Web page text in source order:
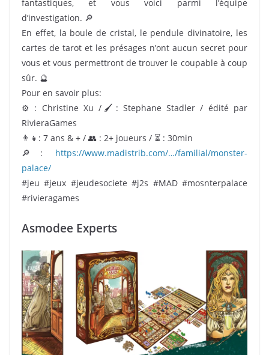
fantastiques, et vous voici parmi l’équipe
d’investigation. 🔎
En effet, la boule de cristal, le pendule divinatoire, les
cartes de tarot et les présages n’ont aucun secret pour
vous et vous permettront de trouver le coupable à coup
sûr. 🔮
Pour en savoir plus:
⚙ : Christine Xu /🖌: Stephane Stadler / édité par
RivieraGames
👨‍👧: 7 ans & + / 👥 : 2+ joueurs / ⏳ : 30min
🔎: https://www.madistrib.com/…/familial/monster-
palace/
#jeu #jeux #jeudesociete #j2s #MAD #mosnterpalace
#rivieragames
Asmodee Experts